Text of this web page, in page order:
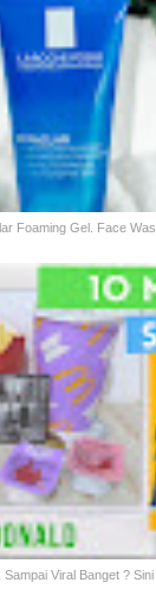
Foaming Gel. Face
Viral Banget ?